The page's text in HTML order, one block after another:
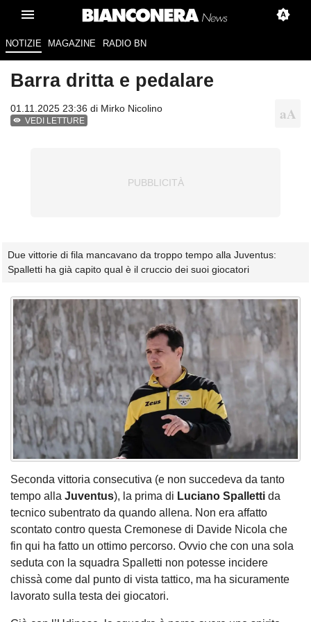
NOTIZIE MAGAZINE RADIO BN
Barra dritta e pedalare
01.11.2025 23:36 di Mirko Nicolino
VEDI LETTURE
Due vittorie di fila mancavano da troppo tempo alla Juventus:
Spalletti ha già capito qual è il cruccio dei suoi giocatori
Seconda vittoria consecutiva (e non succedeva da tanto
tempo alla Juventus), la prima di Luciano Spalletti da
tecnico subentrato da quando allena. Non era affatto
scontato contro questa Cremonese di Davide Nicola che
fin qui ha fatto un ottimo percorso. Ovvio che con una sola
seduta con la squadra Spalletti non potesse incidere
chissà come dal punto di vista tattico, ma ha sicuramente
lavorato sulla testa dei giocatori.